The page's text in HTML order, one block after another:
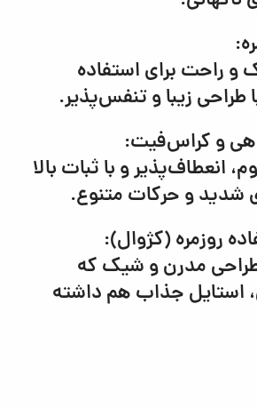
راحت برای استفاده
طراحی زیبا و تنفس‌پذیر.
و کراس‌فیت:
انعطاف‌پذیر و با ثبات بالا
شدید و حرکات متنوع.
روزمره (کژوال):
مدرن و شیک که
استایل جذاب هم داشته